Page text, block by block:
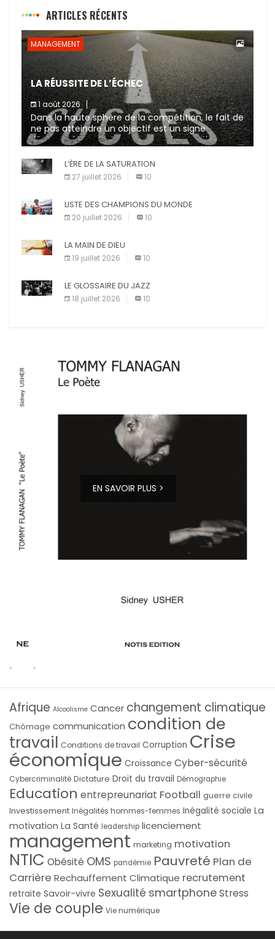
ARTICLES RÉCENTS
MANAGEMENT
LA RÉUSSITE DE L’ÉCHEC
1 août 2026
Dans la haute sphère de la compétition, le fait de
ne pas atteindre un objectif est un signe
d’incompétence et une source de sanctions
diverses (avertissement, […]
L’ÈRE DE LA SATURATION
27 juillet 2026 10
LISTE DES CHAMPIONS DU MONDE
20 juillet 2026 10
LA MAIN DE DIEU
19 juillet 2026 10
LE GLOSSAIRE DU JAZZ
18 juillet 2026 10
EN SAVOIR PLUS >
Afrique Alcoolisme Cancer changement climatique
Chômage communication condition de
travail Conditions de travail Corruption Crise
économique Croissance Cyber-sécurité
Cybercriminalité Dictature Droit du travail Démographie
Education entrepreunariat Football guerre civile
Investissement Inégalités hommes-femmes Inégalité sociale La
motivation La Santé leadership licenciement
management marketing motivation
NTIC Obésité OMS pandémie Pauvreté Plan de
Carrière Rechauffement Climatique recrutement
retraite Savoir-vivre Sexualité smartphoneStress
Vie de couple Vie numérique